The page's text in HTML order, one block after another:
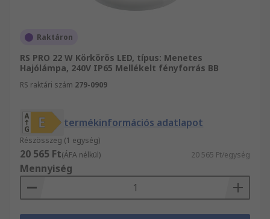
Raktáron
RS PRO 22 W Körkörös LED, típus: Menetes
Hajólámpa, 240V IP65 Mellékelt fényforrás BB
RS raktári szám 279-0909
termékinformációs adatlapot
Részösszeg (1 egység)
20 565 Ft(ÁFA nélkül) 20 565 Ft/egység
Mennyiség